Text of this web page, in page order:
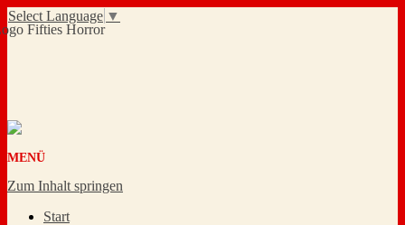
MENÜ
Zum Inhalt springen
Start
Select Language ▼